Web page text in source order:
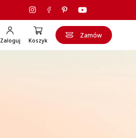
Zaloguj Koszyk
Zamów